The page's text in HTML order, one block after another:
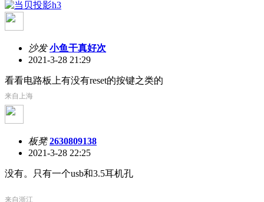
沙发 小鱼干真好次
2021-3-28 21:29
看看电路板上有没有reset的按键之类的
来自上海
板凳 2630809138
2021-3-28 22:25
没有。只有一个usb和3.5耳机孔
来自浙江